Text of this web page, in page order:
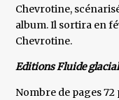
Chevrotine,
album. Il sortira en
Chevrotine.
Editions Fluide glacial
Nombre de pages 72